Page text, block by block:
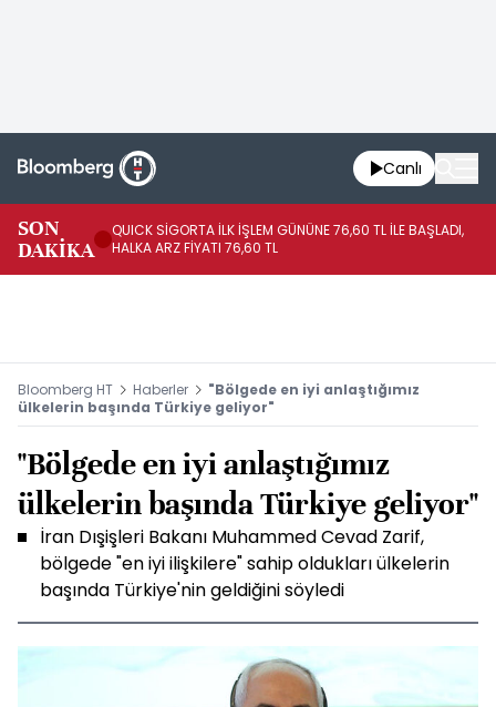
Canlı
SON
DAKİKA
QUICK SİGORTA İLK İŞLEM GÜNÜNE 76,60 TL İLE BAŞLADI,
HALKA ARZ FİYATI 76,60 TL
Bloomberg HT Haberler
"Bölgede en iyi anlaştığımız
ülkelerin başında Türkiye geliyor"
"Bölgede en iyi anlaştığımız
ülkelerin başında Türkiye geliyor"
İran Dışişleri Bakanı Muhammed Cevad Zarif,
bölgede "en iyi ilişkilere" sahip oldukları ülkelerin
başında Türkiye'nin geldiğini söyledi